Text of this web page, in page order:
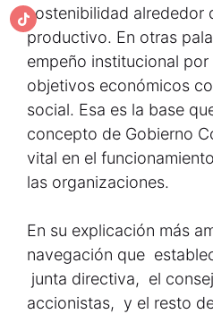
sostenibilidad alrededor
productivo. En otras
empeño institucional
objetivos económicos
social. Esa es la base
concepto de Gobierno
vital en el
las organizaciones.
En su explicación más
navegación que
junta directiva, el
accionistas, y el resto